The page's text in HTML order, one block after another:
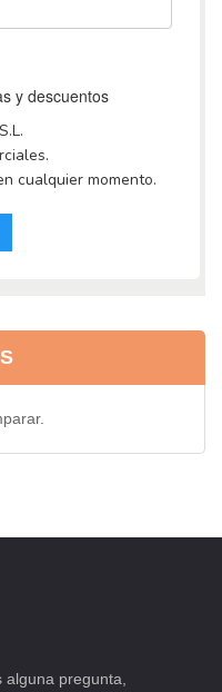
alguna pregunta,